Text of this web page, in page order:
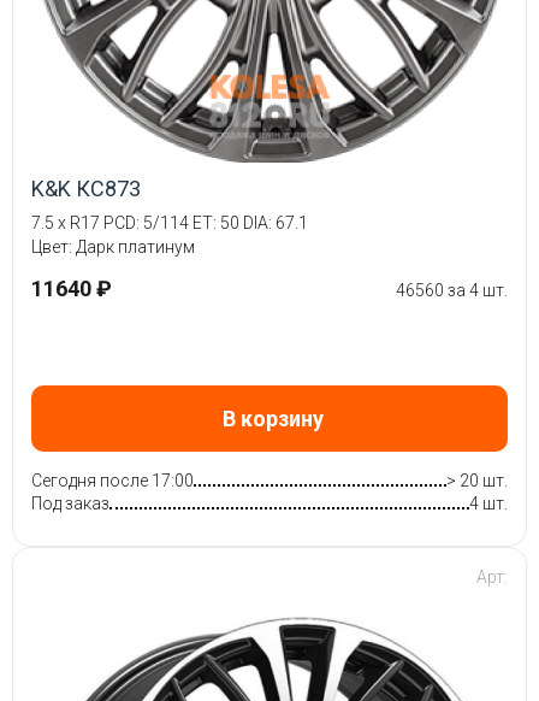
K&K КС873
7.5 x R17 PCD: 5/114 ET: 50 DIA: 67.1
Цвет: Дарк платинум
11640 ₽ 46560 за 4 шт.
В корзину
Сегодня после 17:00
> 20 шт.
Под заказ
4 шт.
Арт: